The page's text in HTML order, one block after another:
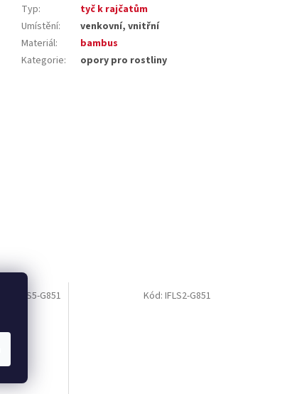
Typ:
tyč k rajčatům
Umístění:
venkovní, vnitřní
Materiál:
bambus
Kategorie: opory pro rostliny
IFLS5-G851 Kód: IFLS2-G851